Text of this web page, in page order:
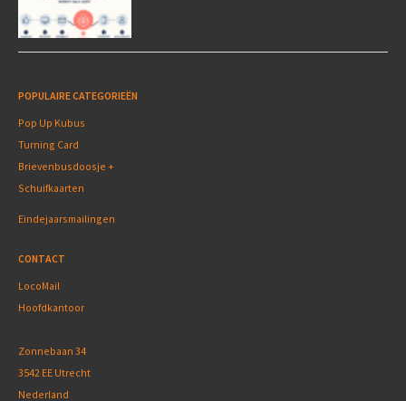
POPULAIRE CATEGORIEËN
Pop Up Kubus
Turning Card
Brievenbusdoosje +
Schuifkaarten
Eindejaarsmailingen
CONTACT
LocoMail
Hoofdkantoor
Zonnebaan 34
3542 EE Utrecht
Nederland